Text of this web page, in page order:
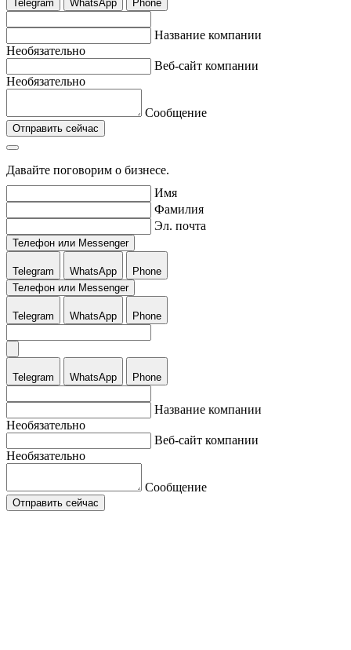
Telegram WhatsApp Phone
Название компании
Необязательно
Веб-сайт компании
Необязательно
Сообщение
Отправить сейчас
Давайте поговорим о бизнесе.
Имя
Фамилия
Эл. почта
Телефон или Messenger
Telegram WhatsApp
Phone
Телефон или Messenger
Telegram WhatsApp Phone
Telegram WhatsApp Phone
Название компании
Необязательно
Веб-сайт компании
Необязательно
Сообщение
Отправить сейчас